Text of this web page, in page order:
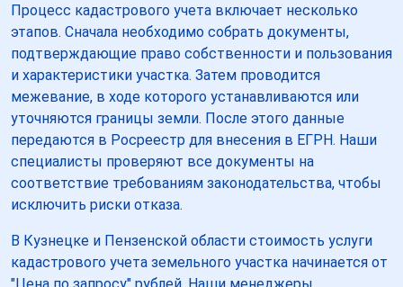
Процесс кадастрового учета включает несколько
этапов. Сначала необходимо собрать документы,
подтверждающие право собственности и пользования
и характеристики участка. Затем проводится
межевание, в ходе которого устанавливаются или
уточняются границы земли. После этого данные
передаются в Росреестр для внесения в ЕГРН. Наши
специалисты проверяют все документы на
соответствие требованиям законодательства, чтобы
исключить риски отказа.
В Кузнецке и Пензенской области стоимость услуги
кадастрового учета земельного участка начинается от
"Цена по запросу" рублей. Наши менеджеры